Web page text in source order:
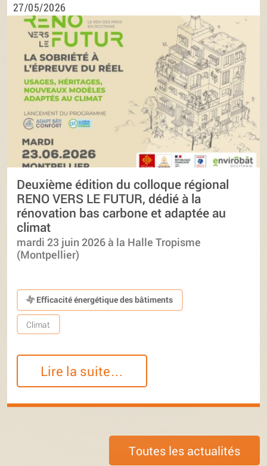
27/05/2026
Deuxième édition du colloque régional
RENO VERS LE FUTUR, dédié à la
rénovation bas carbone et adaptée au
climat
mardi 23 juin 2026 à la Halle Tropisme
(Montpellier)
Efficacité énergétique des bâtiments
Climat
Lire la suite…
Toutes les actualités